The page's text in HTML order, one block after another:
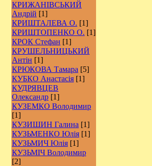
КРИЖАНІВСЬКИЙ
Андрій [1]
КРИШТАЛЕВА О. [1]
КРИШТОПЕНКО О. [1]
КРОК Стефан [1]
КРУШЕЛЬНИЦЬКИЙ
Антін [1]
КРЮКОВА Тамара [5]
КУБКО Анастасія [1]
КУДРЯВЦЕВ
Олександр [1]
КУЗЕМКО Володимир
[1]
КУЗИШИН Галина [1]
КУЗЬМЕНКО Юлія [1]
КУЗЬМИЧ Юлія [1]
КУЗЬМІЧ Володимир
[2]